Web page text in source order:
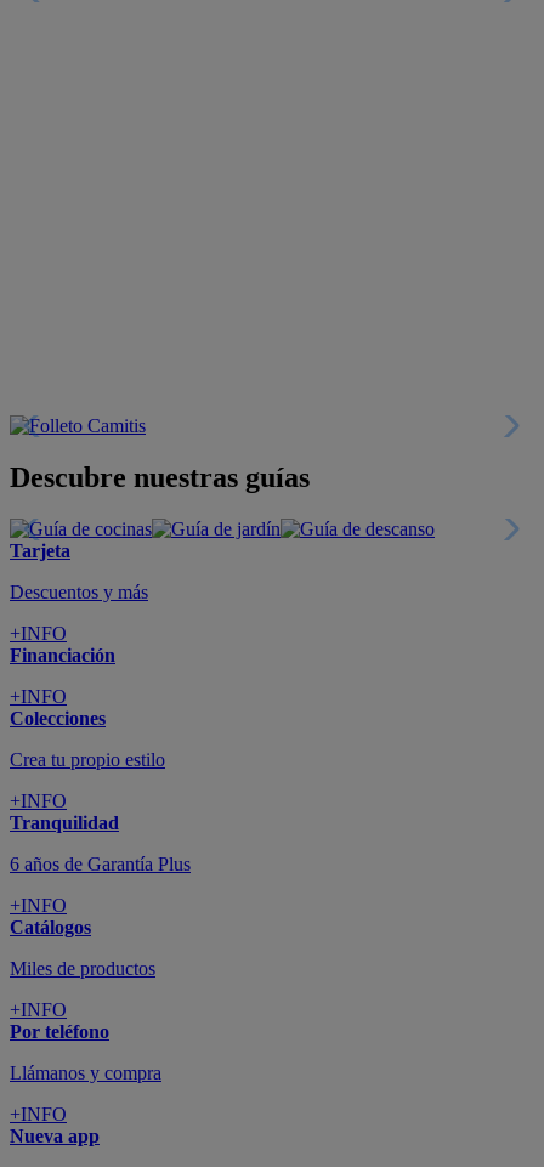
Descubre nuestras guías
Tarjeta
Descuentos y más
+INFO
Financiación
+INFO
Colecciones
Crea tu propio estilo
+INFO
Tranquilidad
6 años de Garantía Plus
+INFO
Catálogos
Miles de productos
+INFO
Por teléfono
Llámanos y compra
+INFO
Nueva app